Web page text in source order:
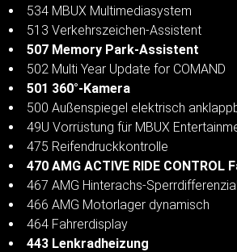
534 MBUX Multimediasystem
513 Verkehrszeichen-Assistent
507 Memory Park-Assistent
502 Multi Year Update for COMAND
501 360°-Kamera
500 Außenspiegel elektrisch
49U Vorrüstung für MBUX
475 Reifendruckkontrolle
470 AMG ACTIVE RIDE CONTROL
467 AMG Hinterachs-
466 AMG Motorlager dynamisch
464 Fahrerdisplay
443 Lenkradheizung